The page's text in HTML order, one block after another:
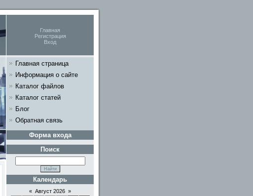
Главная
Регистрация
Вход
Главная страница
Информация о сайте
Каталог файлов
Каталог статей
Блог
Обратная связь
Форма входа
Поиск
Календарь
« Август 2026 »